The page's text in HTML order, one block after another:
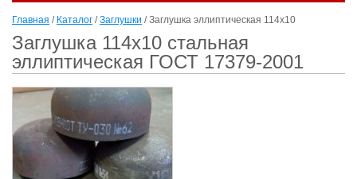
Главная / Каталог /Заглушки / Заглушка эллиптическая 114х10
Заглушка 114х10 стальная
эллиптическая ГОСТ 17379-2001